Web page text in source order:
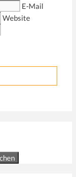
E-Mail
Website